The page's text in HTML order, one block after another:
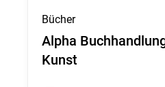
Bücher
Alpha
Kunst